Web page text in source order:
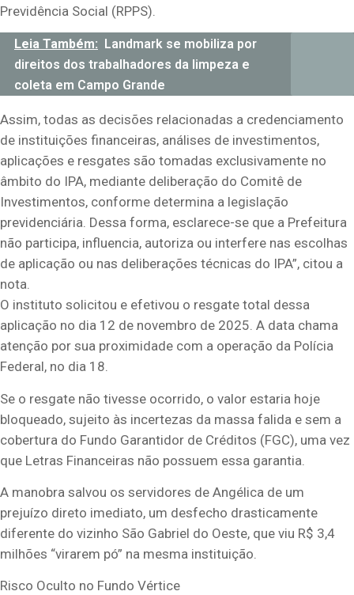
Previdência Social (RPPS).
Leia Também:
Landmark se mobiliza por
direitos dos trabalhadores da limpeza e
coleta em Campo Grande
Assim, todas as decisões relacionadas a credenciamento
de instituições financeiras, análises de investimentos,
aplicações e resgates são tomadas exclusivamente no
âmbito do IPA, mediante deliberação do Comitê de
Investimentos, conforme determina a legislação
previdenciária. Dessa forma, esclarece-se que a Prefeitura
não participa, influencia, autoriza ou interfere nas escolhas
de aplicação ou nas deliberações técnicas do IPA”, citou a
nota.
O instituto solicitou e efetivou o resgate total dessa
aplicação no dia 12 de novembro de 2025. A data chama
atenção por sua proximidade com a operação da Polícia
Federal, no dia 18.
Se o resgate não tivesse ocorrido, o valor estaria hoje
bloqueado, sujeito às incertezas da massa falida e sem a
cobertura do Fundo Garantidor de Créditos (FGC), uma vez
que Letras Financeiras não possuem essa garantia.
A manobra salvou os servidores de Angélica de um
prejuízo direto imediato, um desfecho drasticamente
diferente do vizinho São Gabriel do Oeste, que viu R$ 3,4
milhões “virarem pó” na mesma instituição.
Risco Oculto no Fundo Vértice